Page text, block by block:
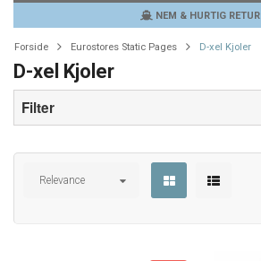
NEM & HURTIG RETUR
Forside Eurostores Static Pages D-xel Kjoler
D-xel Kjoler
Filter
Relevance